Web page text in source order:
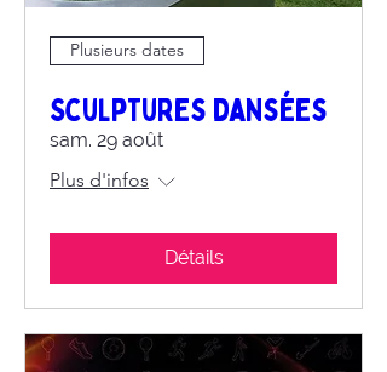
Plusieurs dates
Sculptures dansées
sam. 29 août
Plus d'infos
Détails